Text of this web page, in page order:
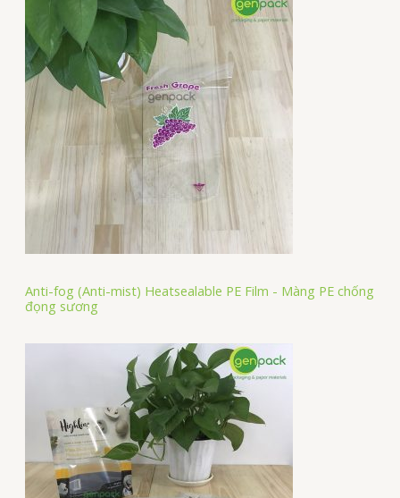
Anti-fog (Anti-mist) Heatsealable PE Film - Màng PE chống
đọng sương